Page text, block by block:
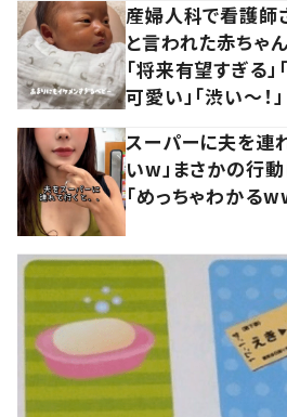
産婦人科で看護師
と言われた赤ちゃ
「将来有望すぎる
可愛い」「渋い～！」
スーパーに夫を連
いw」まさかの行動
「めっちゃわかる